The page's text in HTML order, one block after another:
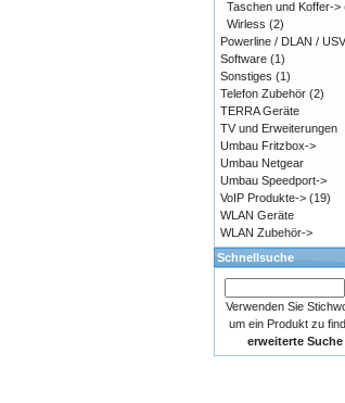
Taschen und Koffer->
Wirless (2)
Powerline / DLAN /
Software (1)
Sonstiges (1)
Telefon Zubehör (2)
TERRA Geräte
TV und Erweiterungen
Umbau Fritzbox->
Umbau Netgear
Umbau Speedport->
VoIP Produkte-> (19)
WLAN Geräte
WLAN Zubehör->
Schnellsuche
Verwenden Sie
um ein Produkt zu
erweiterte Suche